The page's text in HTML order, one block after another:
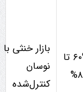
۶۰% تا
بازار خنثی با
نوسان
کنترل‌شده